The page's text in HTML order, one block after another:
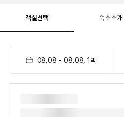
객실선택 숙소소개
08.08 - 08.08 1 박